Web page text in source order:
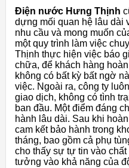
Điện nước Hưng Thịnh
dựng mối quan hệ lâu dài
nhu cầu và mong muốn
một quy trình làm việc
Thịnh thực hiện việc báo
chữa, để khách hàng
không có bất kỳ bất ngờ
việc. Ngoài ra, công ty
giao dịch, không có tình
ban đầu. Một điểm đáng
hành lâu dài. Sau khi
cam kết bảo hành trong
tháng, bao gồm cả phụ
cho thấy sự tự tin vào
tưởng vào khả năng của